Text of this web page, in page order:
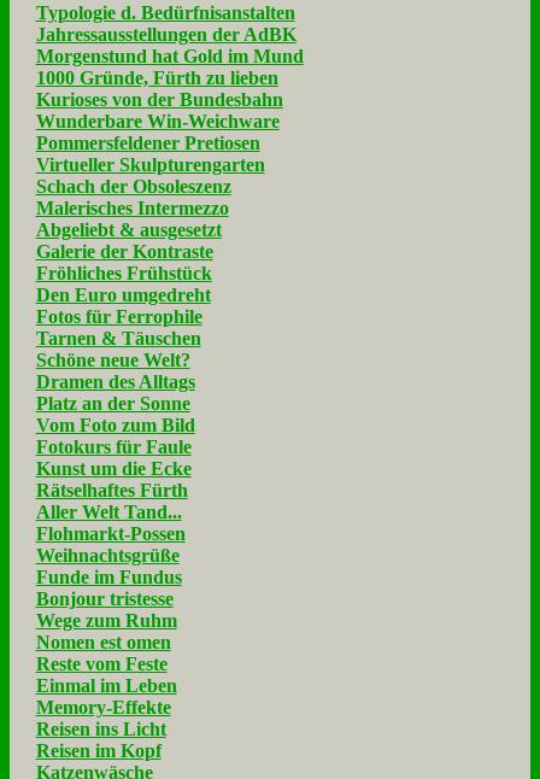
Typologie d. Bedürfnisanstalten
Jahressausstellungen der AdBK
Morgenstund hat Gold im Mund
1000 Gründe, Fürth zu lieben
Kurioses von der Bundesbahn
Wunderbare Win-Weichware
Pommersfeldener Pretiosen
Virtueller Skulpturengarten
Schach der Obsoleszenz
Malerisches Intermezzo
Abgeliebt & ausgesetzt
Galerie der Kontraste
Fröhliches Frühstück
Den Euro umgedreht
Fotos für Ferrophile
Tarnen & Täuschen
Schöne neue Welt?
Dramen des Alltags
Platz an der Sonne
Vom Foto zum Bild
Fotokurs für Faule
Kunst um die Ecke
Rätselhaftes Fürth
Aller Welt Tand...
Flohmarkt-Possen
Weihnachtsgrüße
Funde im Fundus
Bonjour tristesse
Wege zum Ruhm
Nomen est omen
Reste vom Feste
Einmal im Leben
Memory-Effekte
Reisen ins Licht
Reisen im Kopf
Katzenwäsche